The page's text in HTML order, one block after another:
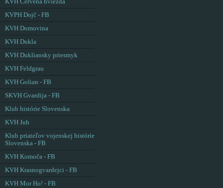
KVH Červená hviezda
KVPH Dojč - FB
KVH Domovina
KVH Dukla
KVH Dukliansky priesmyk
KVH Feldgrau
KVH Golian - FB
SKVH Gvardija - FB
Klub histórie Slovenska
KVH Juh
Klub priateľov vojenskej histórie
Slovenska - FB
KVH Komoča - FB
KVH Krasnogvardejci - FB
KVH Mor Ho! - FB